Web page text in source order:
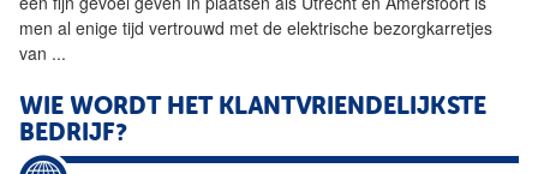
men al enige tijd vertrouwd met de elektrische bezorgkarretjes
van ...
WIE WORDT HET KLANTVRIENDELIJKSTE
BEDRIJF?